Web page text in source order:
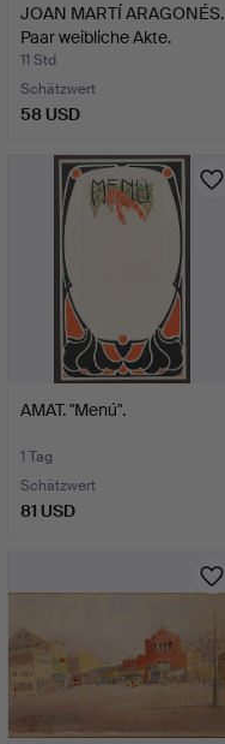
JOAN MARTÍ ARAGONÉS.
Paar weibliche Akte.
11 Std
Schätzwert
58 USD
AMAT. "Menú".
1 Tag
Schätzwert
81 USD